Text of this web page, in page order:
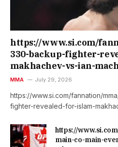
https://www.si.com/
330-backup-fighter-
makhachev-vs-ian-
MMA July 29, 2026
https://www.si.com/fannation/
fighter-revealed-for-islam-
https://
main-co-main-